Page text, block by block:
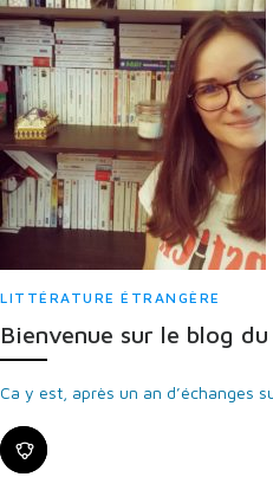
LITTÉRATURE ÉTRANGÈRE
Bienvenue sur le blog du
Ca y est, après un an d’échanges